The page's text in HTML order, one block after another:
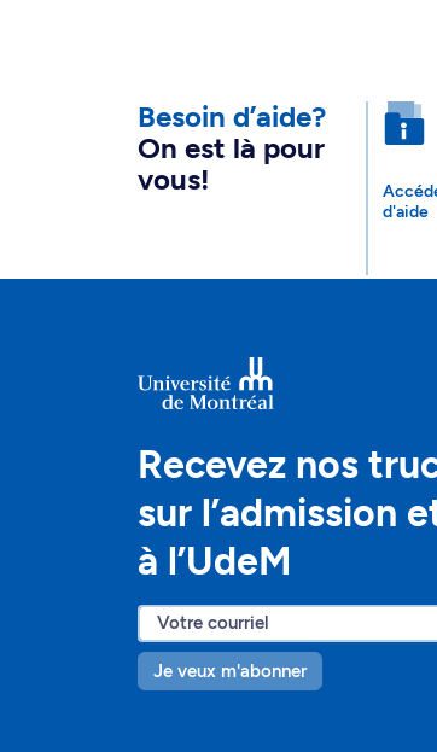
Besoin d’aide?
On est là pour
vous!
d'aide
Recevez nos
sur l’admission
à l’UdeM
Je veux m'abonner